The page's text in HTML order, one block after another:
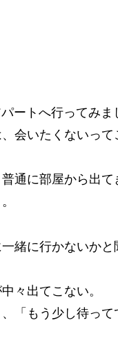
ートへ行ってみま
会いたくないっ
通に部屋から出て
緒に行かないか
々出てこない。
「もう少し待っ